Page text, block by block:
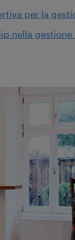
per la
nella